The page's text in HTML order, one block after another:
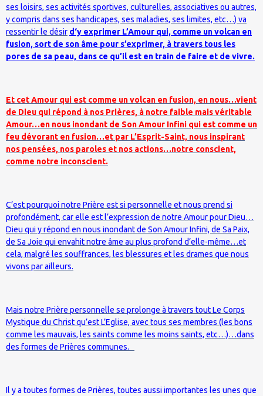
ses loisirs, ses activités sportives, culturelles, associatives ou autres,
y compris dans ses handicapes, ses maladies, ses limites, etc…) va
ressentir le désir d‘y exprimer L’Amour qui, comme un volcan en
fusion, sort de son âme pour s’exprimer, à travers tous les
pores de sa peau, dans ce qu’il est en train de faire et de vivre.
Et cet Amour qui est comme un volcan en fusion, en nous…vient
de Dieu qui répond à nos Prières, à notre faible mais véritable
Amour…en nous inondant de Son Amour Infini qui est comme un
feu dévorant en fusion…et par L’Esprit-Saint, nous inspirant
nos pensées, nos paroles et nos actions…notre conscient,
comme notre inconscient.
C’est pourquoi notre Prière est si personnelle et nous prend si
profondément, car elle est l’expression de notre Amour pour Dieu…
Dieu qui y répond en nous inondant de Son Amour Infini, de Sa Paix,
de Sa Joie qui envahit notre âme au plus profond d’elle-même…et
cela, malgré les souffrances, les blessures et les drames que nous
vivons par ailleurs.
Mais notre Prière personnelle se prolonge à travers tout Le Corps
Mystique du Christ qu’est L’Eglise, avec tous ses membres (les bons
comme les mauvais, les saints comme les moins saints, etc…)…dans
des formes de Prières communes.
Il y a toutes formes de Prières, toutes aussi importantes les unes que